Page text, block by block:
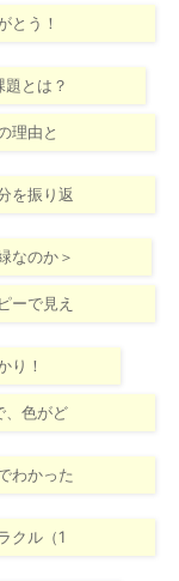
とう！
とは？
理由と
を振り返
なのか＞
ーで見え
り！
、色がど
わかった
クル（1